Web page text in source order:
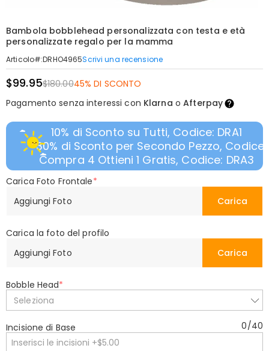
Bambola bobblehead personalizzata con testa e età
personalizzate regalo per la mamma
Articolo#:DRHO4965Scrivi una recensione
$99.95$180.0045% DI SCONTO
Pagamento senza interessi con Klarna oAfterpay
10% di Sconto su Tutti, Codice: DRA1
30% di Sconto per Secondo Pezzo, Codice:
Compra 4 Ottieni 1 Gratis, Codice: DRA3
Carica Foto Frontale*
Aggiungi Foto
Carica
Carica la foto del profilo
Aggiungi Foto
Carica
Bobble Head*
Seleziona
Incisione di Base 0/40